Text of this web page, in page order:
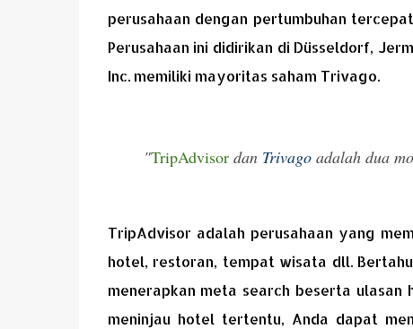
perusahaan dengan pertumbuhan
Perusahaan ini didirikan di Düsseldorf,
Inc. memiliki mayoritas saham Trivago.
"TripAdvisordan Trivagoadalah dua
TripAdvisor adalah perusahaan yang
hotel, restoran, tempat wisata dll.
menerapkan meta search beserta
meninjau hotel tertentu, Anda dapat